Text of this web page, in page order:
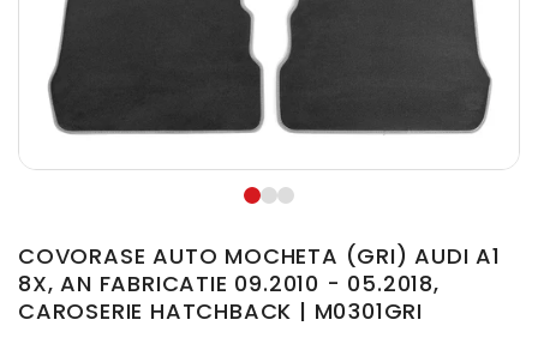
COVORASE AUTO MOCHETA (GRI) AUDI A1
8X, AN FABRICATIE 09.2010 - 05.2018,
CAROSERIE HATCHBACK | M0301GRI